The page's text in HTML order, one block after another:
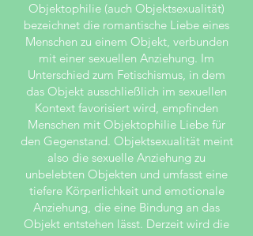
Objektophilie (auch Objektsexualität)
bezeichnet die romantische Liebe eines
Menschen zu einem Objekt, verbunden
mit einer sexuellen Anziehung. Im
Unterschied zum Fetischismus, in dem
das Objekt ausschließlich im sexuellen
Kontext favorisiert wird, empfinden
Menschen mit Objektophilie Liebe für
den Gegenstand. Objektsexualität meint
also die sexuelle Anziehung zu
unbelebten Objekten und umfasst eine
tiefere Körperlichkeit und emotionale
Anziehung, die eine Bindung an das
Objekt entstehen lässt. Derzeit wird die